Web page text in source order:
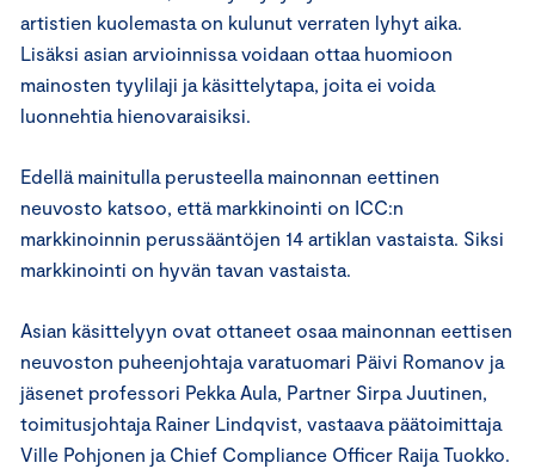
artistien kuolemasta on kulunut verraten lyhyt aika.
Lisäksi asian arvioinnissa voidaan ottaa huomioon
mainosten tyylilaji ja käsittelytapa, joita ei voida
luonnehtia hienovaraisiksi.
Edellä mainitulla perusteella mainonnan eettinen
neuvosto katsoo, että markkinointi on ICC:n
markkinoinnin perussääntöjen 14 artiklan vastaista. Siksi
markkinointi on hyvän tavan vastaista.
Asian käsittelyyn ovat ottaneet osaa mainonnan eettisen
neuvoston puheenjohtaja varatuomari Päivi Romanov ja
jäsenet professori Pekka Aula, Partner Sirpa Juutinen,
toimitusjohtaja Rainer Lindqvist, vastaava päätoimittaja
Ville Pohjonen ja Chief Compliance Officer Raija Tuokko.